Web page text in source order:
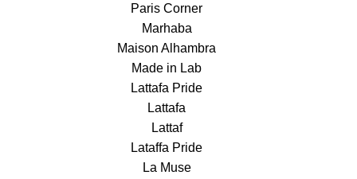
Paris Corner
Marhaba
Maison Alhambra
Made in Lab
Lattafa Pride
Lattafa
Lattaf
Lataffa Pride
La Muse